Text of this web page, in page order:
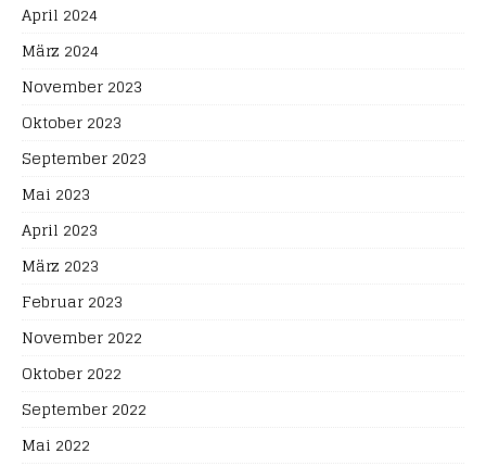
April 2024
März 2024
November 2023
Oktober 2023
September 2023
Mai 2023
April 2023
März 2023
Februar 2023
November 2022
Oktober 2022
September 2022
Mai 2022